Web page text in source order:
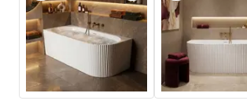
Wysokość (mm):
560mm
Strona montażu:
Lewa
Korek i syfon w zestawie:
Tak
Gwarancja
24 miesiące
Warunki gwarancji
Warranty_Terms_and_Conditions_Bathtubs.pdf
Instrukcja montażu